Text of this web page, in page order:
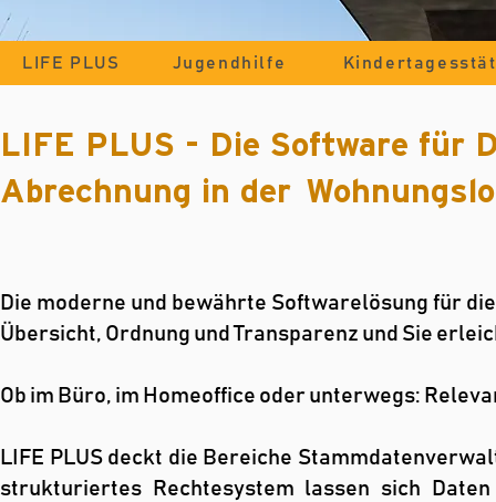
LIFE PLUS - Die Software für
Abrechnung in der
Jugendhilfe
LIFE PLUS
​Die moderne und bewährte Softwarelösung für
Übersicht, Ordnung und Transparenz und Sie
Ob im Büro, im Homeoffice oder unterwegs:
LIFE PLUS deckt die Bereiche
strukturiertes Rechtesystem lassen sich